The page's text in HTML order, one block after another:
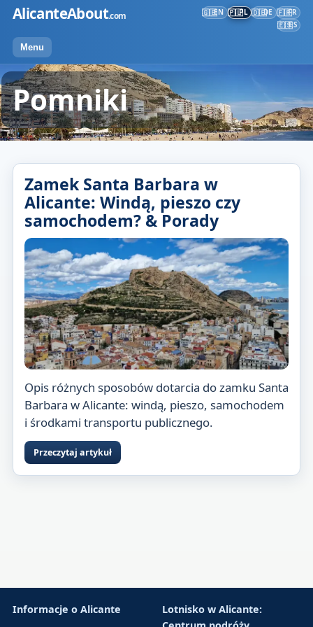
Przejdź
treści
AlicanteAbout.com
Menu
🇬🇧EN 🇵🇱PL 🇩🇪DE 🇫🇷FR
🇪🇸ES
Pomniki
Zamek Santa Barbara w
Alicante: Windą, pieszo czy
samochodem? & Porady
Opis różnych sposobów dotarcia do zamku Santa
Barbara w Alicante: windą, pieszo, samochodem
i środkami transportu publicznego.
Przeczytaj artykuł
Informacje o Alicante
Lotnisko w Alicante: